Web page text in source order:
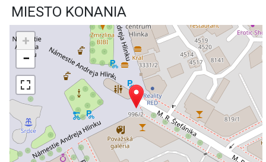
MIESTO KONANIA
+
−